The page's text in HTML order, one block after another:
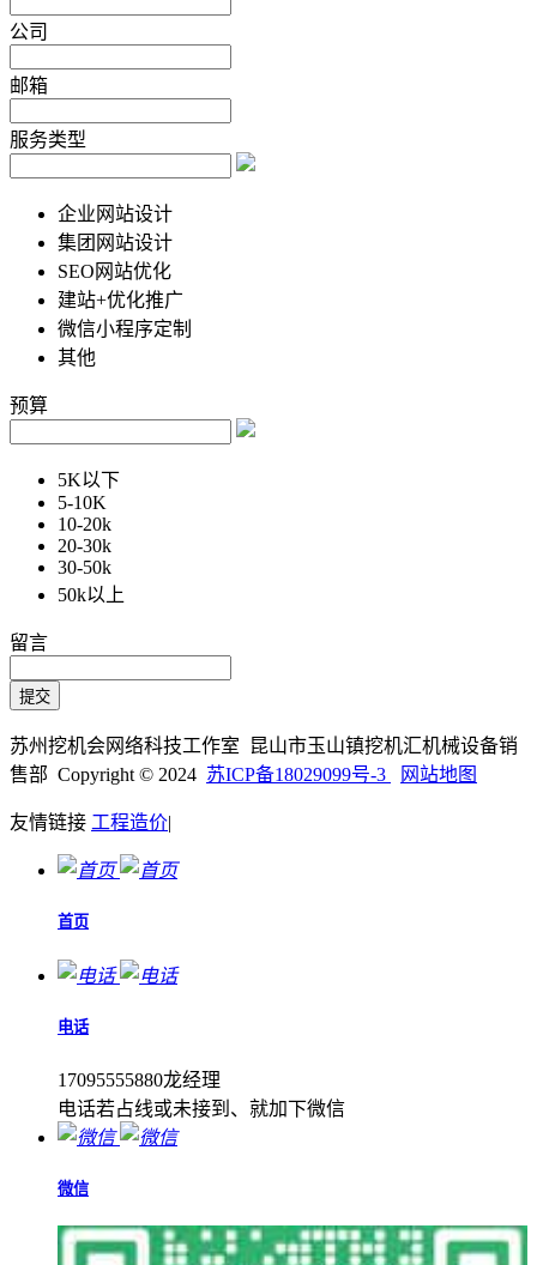
公司
邮箱
服务类型
企业网站设计
集团网站设计
SEO网站优化
建站+优化推广
微信小程序定制
其他
预算
5K以下
5-10K
10-20k
20-30k
30-50k
50k以上
留言
苏州挖机会网络科技工作室 昆山市玉山镇挖机汇机械设备销
售部 Copyright © 2024 苏ICP备18029099号-3 网站地图
友情链接 工程造价|
首页
电话
17095555880龙经理
电话若占线或未接到、就加下微信
微信